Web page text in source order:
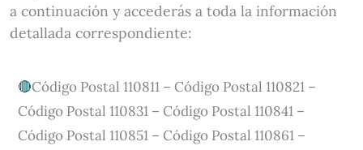
a continuación y accederás a toda la información
detallada correspondiente:
Código Postal 110811 – Código Postal 110821 –
Código Postal 110831 – Código Postal 110841 –
Código Postal 110851 – Código Postal 110861 –